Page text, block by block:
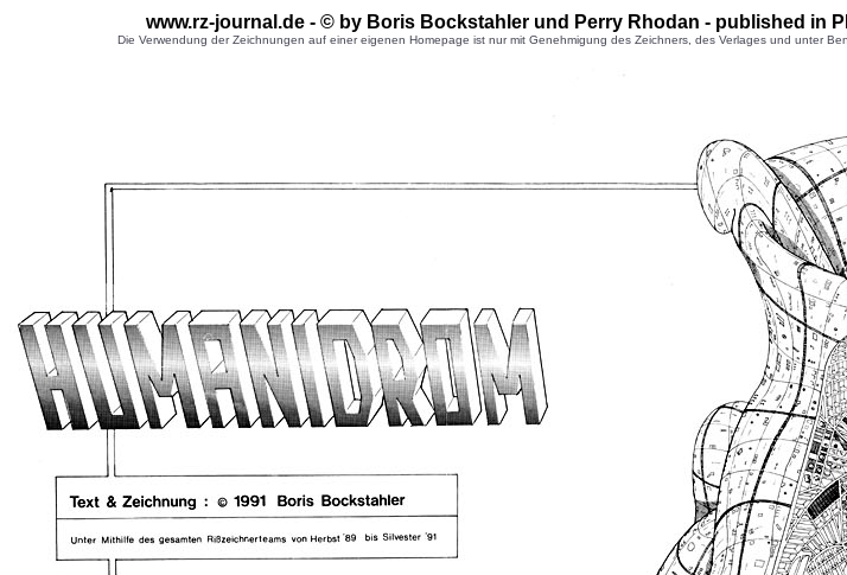
www.rz-journal.de - © by Boris Bockstahler und Perry Rhodan - published in
Die Verwendung der Zeichnungen auf einer eigenen Homepage ist nur mit Genehmigung des Zeichners, des Verlages und unter